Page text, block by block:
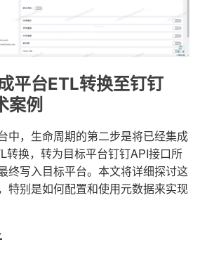
平台ETL转换至钉钉
案例
中，生命周期的第二步是将已经集成
转换，转为目标平台钉钉API接口所
终写入目标平台。本文将详细探讨这
特别是如何配置和使用元数据来实现